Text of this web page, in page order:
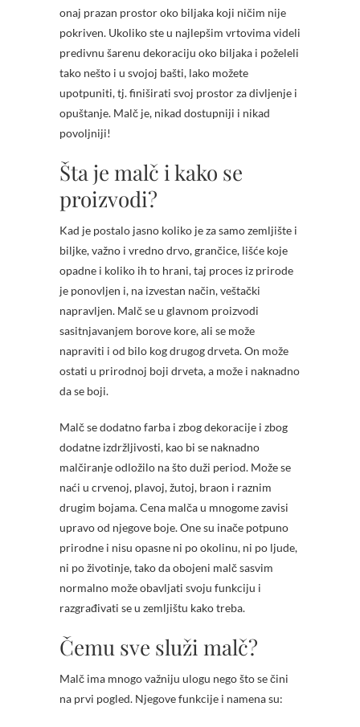
onaj prazan prostor oko biljaka koji ničim nije
pokriven. Ukoliko ste u najlepšim vrtovima videli
predivnu šarenu dekoraciju oko biljaka i poželeli
tako nešto i u svojoj bašti, lako možete
upotpuniti, tj. finiširati svoj prostor za divljenje i
opuštanje. Malč je, nikad dostupniji i nikad
povoljniji!
Šta je malč i kako se
proizvodi?
Kad je postalo jasno koliko je za samo zemljište i
biljke, važno i vredno drvo, grančice, lišće koje
opadne i koliko ih to hrani, taj proces iz prirode
je ponovljen i, na izvestan način, veštački
napravljen. Malč se u glavnom proizvodi
sasitnjavanjem borove kore, ali se može
napraviti i od bilo kog drugog drveta. On može
ostati u prirodnoj boji drveta, a može i naknadno
da se boji.
Malč se dodatno farba i zbog dekoracije i zbog
dodatne izdržljivosti, kao bi se naknadno
malčiranje odložilo na što duži period. Može se
naći u crvenoj, plavoj, žutoj, braon i raznim
drugim bojama. Cena malča u mnogome zavisi
upravo od njegove boje. One su inače potpuno
prirodne i nisu opasne ni po okolinu, ni po ljude,
ni po životinje, tako da obojeni malč sasvim
normalno može obavljati svoju funkciju i
razgrađivati se u zemljištu kako treba.
Čemu sve služi malč?
Malč ima mnogo važniju ulogu nego što se čini
na prvi pogled. Njegove funkcije i namena su: